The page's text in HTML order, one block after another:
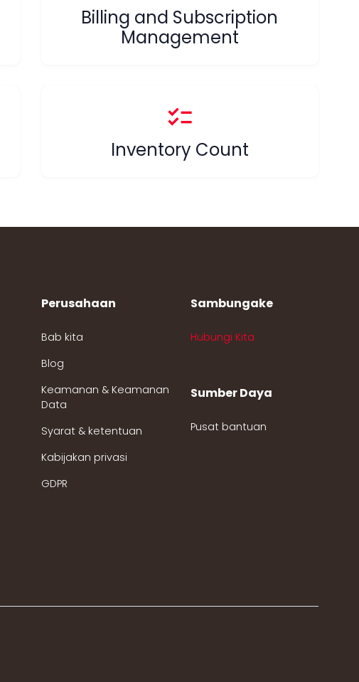
Billing and Subscription
Management
checklist
Inventory Count
Perusahaan
Bab kita
Blog
Keamanan & Keamanan
Data
Syarat & ketentuan
Kabijakan privasi
GDPR
Sambungake
Hubungi Kita
Sumber Daya
Pusat bantuan